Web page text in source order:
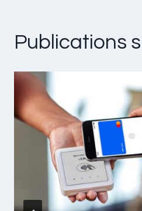
Publications